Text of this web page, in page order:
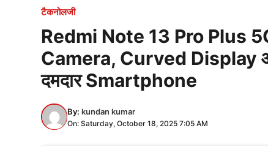
टैकनोलजी
Redmi Note 13 Pro Plus
Camera, Curved Display
दमदार Smartphone
By: kundan kumar
On: Saturday, October 18, 2025 7:05 AM